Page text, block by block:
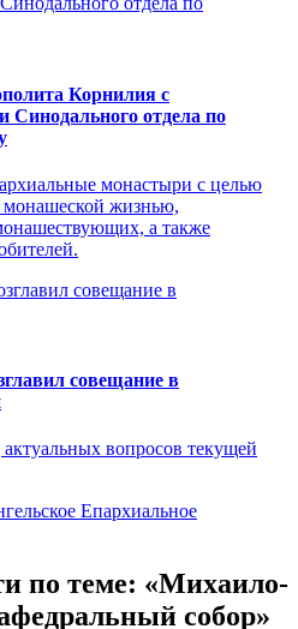
Корнилия с
Синодального отдела по
монастыри с целью
монашеской жизнью,
а также
совещание в
вопросов текущей
Епархиальное
по теме: «Михаило-
собор»